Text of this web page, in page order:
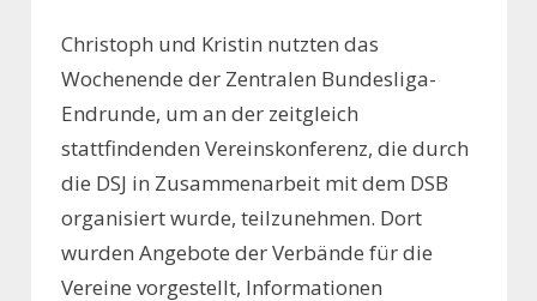
Christoph und Kristin nutzten das
Wochenende der Zentralen Bundesliga-
Endrunde, um an der zeitgleich
stattfindenden Vereinskonferenz, die durch
die DSJ in Zusammenarbeit mit dem DSB
organisiert wurde, teilzunehmen. Dort
wurden Angebote der Verbände für die
Vereine vorgestellt, Informationen